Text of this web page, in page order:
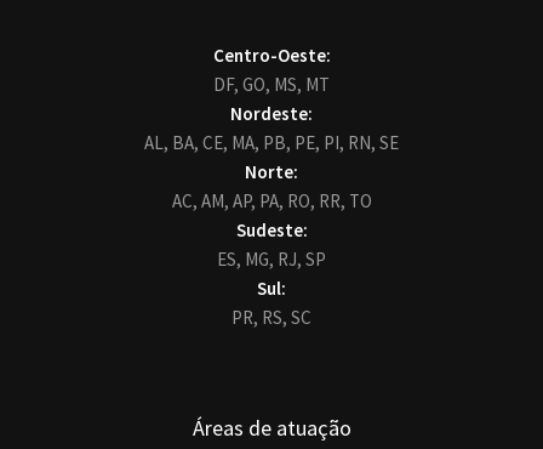
Centro-Oeste:
DF, GO, MS, MT
Nordeste:
AL, BA, CE, MA, PB, PE, PI, RN, SE
Norte:
AC, AM, AP, PA, RO, RR, TO
Sudeste:
ES, MG, RJ, SP
Sul:
PR, RS, SC
Áreas de atuação